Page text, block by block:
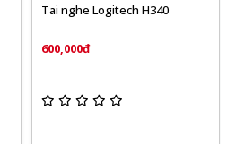
Tai nghe Logitech H340
600,000đ